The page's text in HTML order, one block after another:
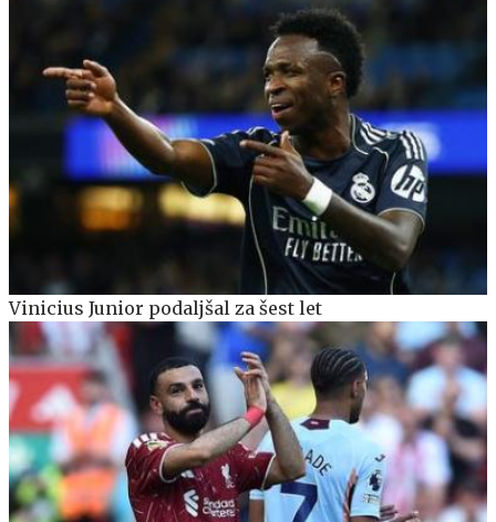
Vinicius Junior podaljšal za šest let